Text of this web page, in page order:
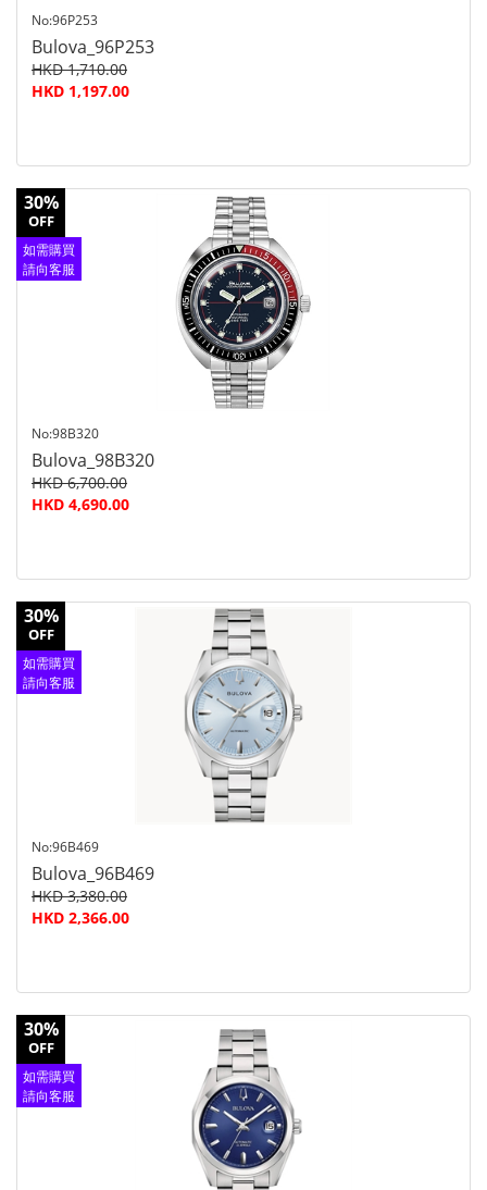
No:96P253
Bulova_96P253
HKD 1,710.00
HKD 1,197.00
30%
OFF
如需購買
請向客服
No:98B320
Bulova_98B320
HKD 6,700.00
HKD 4,690.00
30%
OFF
如需購買
請向客服
No:96B469
Bulova_96B469
HKD 3,380.00
HKD 2,366.00
30%
OFF
如需購買
請向客服